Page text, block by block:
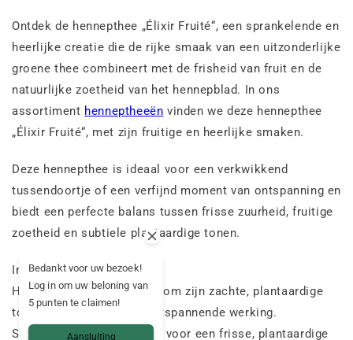
Ontdek de hennepthee „Élixir Fruité“, een sprankelende en
heerlijke creatie die de rijke smaak van een uitzonderlijke
groene thee combineert met de frisheid van fruit en de
natuurlijke zoetheid van het hennepblad. In ons
assortiment henneptheeën vinden we deze hennepthee
„Élixir Fruité“, met zijn fruitige en heerlijke smaken.
Deze hennepthee is ideaal voor een verkwikkend
tussendoortje of een verfijnd moment van ontspanning en
biedt een perfecte balans tussen frisse zuurheid, fruitige
zoetheid en subtiele plantaardige tonen.
Ingrediënten:
Hennepblad: Gewaardeerd om zijn zachte, plantaardige
tonen en zijn natuurlijk ontspannende werking.
Sencha-groene thee: Zorgt voor een frisse, plantaardige
Bedankt voor uw bezoek!
Log in om uw beloning van
5 punten te claimen!
Aansluiting